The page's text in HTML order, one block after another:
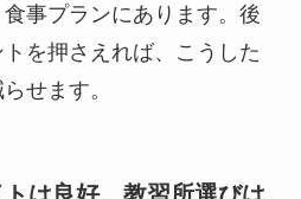
事プランにあります。後
を押さえれば、こうした
せます。